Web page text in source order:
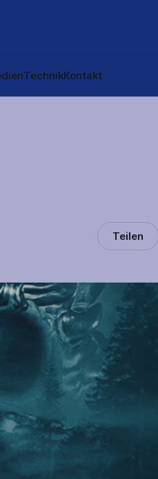
TechnikKontakt
Teilen